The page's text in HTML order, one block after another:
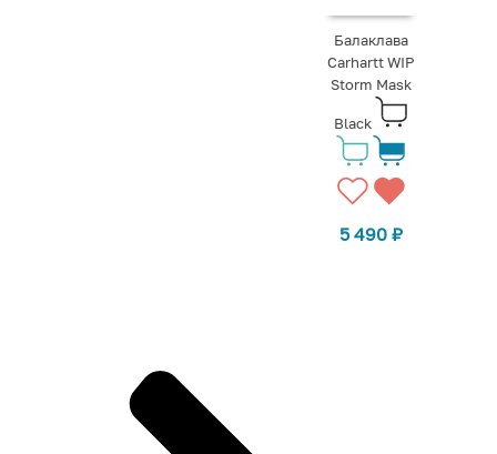
Балаклава
Carhartt WIP
Storm Mask
Black
5 490 ₽